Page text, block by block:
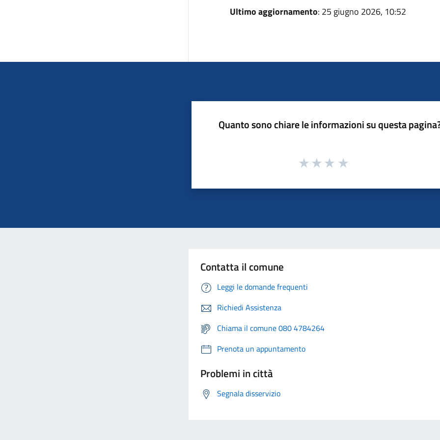
Ultimo aggiornamento: 25 giugno 2026, 10:52
Quanto sono chiare le informazioni su questa
Contatta il comune
Leggi le domande frequenti
Richiedi Assistenza
Chiama il comune 080 4784264
Prenota un appuntamento
Problemi in città
Segnala disservizio